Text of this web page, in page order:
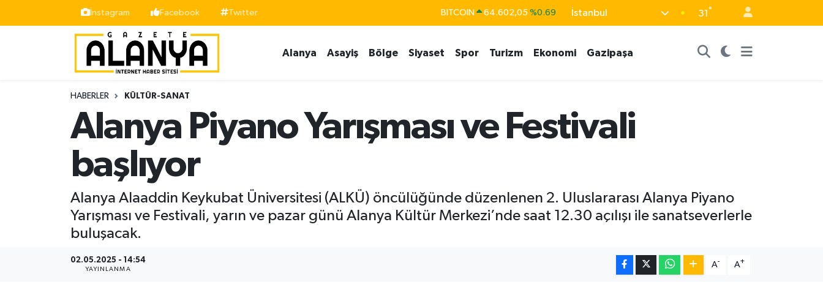
İnstagram Facebook Twitter
DOLAR 47,6006 %0.06
EURO 55,0250 %0.02
13.768
İstanbul 31 °
Alanya Asayiş Bölge Siyaset Spor Turizm Ekonomi Gazipaşa
HABERLER KÜLTÜR-SANAT
Alanya Piyano Yarışması ve Festivali
başlıyor
Alanya Alaaddin Keykubat Üniversitesi (ALKÜ) öncülüğünde düzenlenen 2. Uluslararası Alanya Piyano
Yarışması ve Festivali, yarın ve pazar günü Alanya Kültür Merkezi’nde saat 12.30 açılışı ile sanatseverlerle
buluşacak.
02.05.2025 - 14:54
YAYINLANMA
A- A+
Siyaset
Ekonomi
Gazipaşa
İstanbul Nöbetçi Eczaneler
İstanbul Hava Durumu
Süper Lig Puan Durumu ve Fikstür
Tüm Manşetler
Son Dakika Haberleri
Haber Arşivi